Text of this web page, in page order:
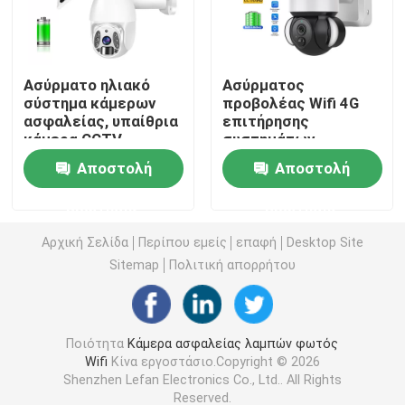
Εσωτερικά εγχώρια κάμερα ασφαλείας
Υπαίθρια αδιάβροχα κάμερα ασφαλείας
4G ηλιακή κάμερα
Ασύρματη κάμερα IP
Έξυπνη ασύρματη κάμερα Wifi
Κάμερα PTZ υπαίθρια
Ασύρματο ηλιακό
σύστημα κάμερων
ασφαλείας, υπαίθρια
κάμερα CCTV
ανίχνευσης κινήσεων
PIR
Αποστολή
Ασύρματος
προβολέας Wifi 4G
επιτήρησης
συστημάτων
κάμερων ασφαλείας
HD 3MP PIRΑποστολή
Αρχική Σελίδα Περίπου εμείς επαφή
Desktop Site
Sitemap
Πολιτική απορρήτου
Ποιότητα Κάμερα ασφαλείας λαμπών φωτός
Wifi Κίνα εργοστάσιο.Copyright © 2026
Shenzhen Lefan Electronics Co., Ltd.. All Rights
Reserved.